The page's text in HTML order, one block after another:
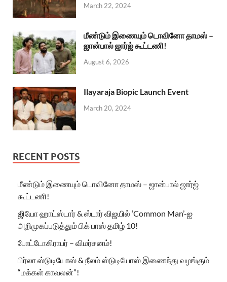
March 22, 2024
மீண்டும் இணையும் டொவினோ தாமஸ் –
ஜான்பால் ஜார்ஜ் கூட்டணி!
August 6, 2026
Ilayaraja Biopic Launch Event
March 20, 2024
RECENT POSTS
மீண்டும் இணையும் டொவினோ தாமஸ் – ஜான்பால் ஜார்ஜ்
கூட்டணி!
ஜியோ ஹாட்ஸ்டார் & ஸ்டார் விஜயில் ‘Common Man’-ஐ
அறிமுகப்படுத்தும் பிக் பாஸ் தமிழ் 10!
போட்டோகிராபர் – விமர்சனம்!
பிர்லா ஸ்டுடியோஸ் & நீலம் ஸ்டுடியோஸ் இணைந்து வழங்கும்
“மக்கள் காவலன்”!